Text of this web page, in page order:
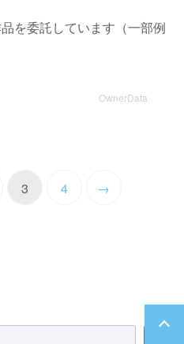
を委託しています（一部例
OwnerData
3 4 →